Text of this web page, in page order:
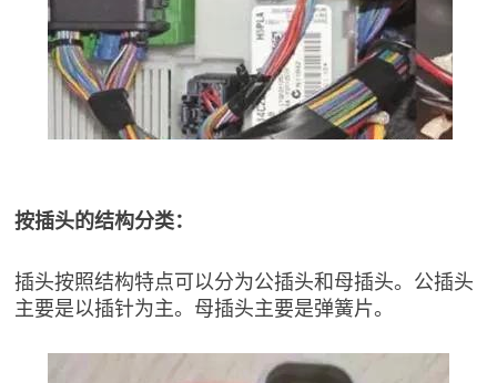
按插头的结构分类：
插头按照结构特点可以分为公插头和母插头。公插头
主要是以插针为主。母插头主要是弹簧片。